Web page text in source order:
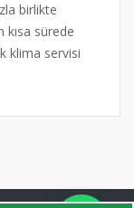
birlikte
kısa sürede
klima servisi